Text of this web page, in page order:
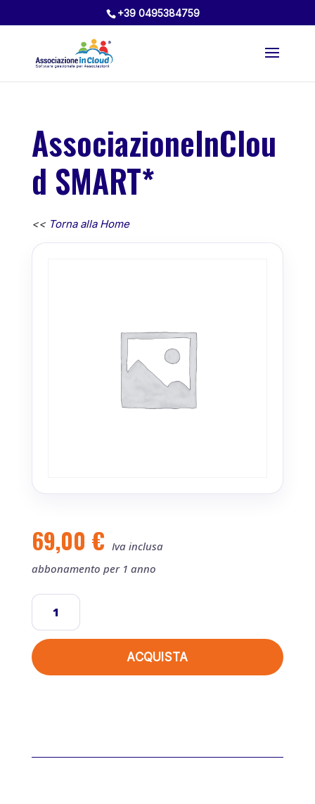
+39 0495384759
AssociazioneInClou
d SMART*
<< Torna alla Home
69,00 € Iva inclusa
abbonamento per 1 anno
AssociazioneInCloud
SMART*
quantità
ACQUISTA